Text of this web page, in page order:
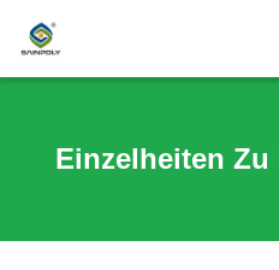
Einzelheiten